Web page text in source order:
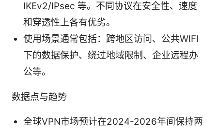
IKEv2/IPsec 等。不同协议在安全性、速度
和穿透性上各有优劣。
使用场景通常包括：跨地区访问、公共WIFI
下的数据保护、绕过地域限制、企业远程办
公等。
数据点与趋势
全球VPN市场预计在2024-2026年间保持两